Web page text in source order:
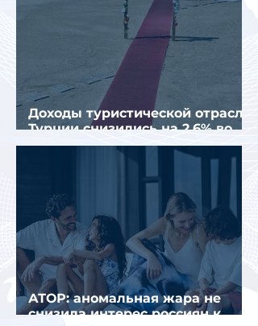
Доходы туристической отрасли
Турции снизились на 2,6% во
втором квартале 2026 года
АТОР: аномальная жара не
снизила интерес россиян к